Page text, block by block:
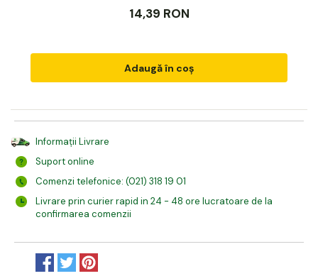
14,39 RON
Adaugă în coș
Informații Livrare
Suport online
Comenzi telefonice: (021) 318 19 01
Livrare prin curier rapid in 24 - 48 ore lucratoare de la
confirmarea comenzii